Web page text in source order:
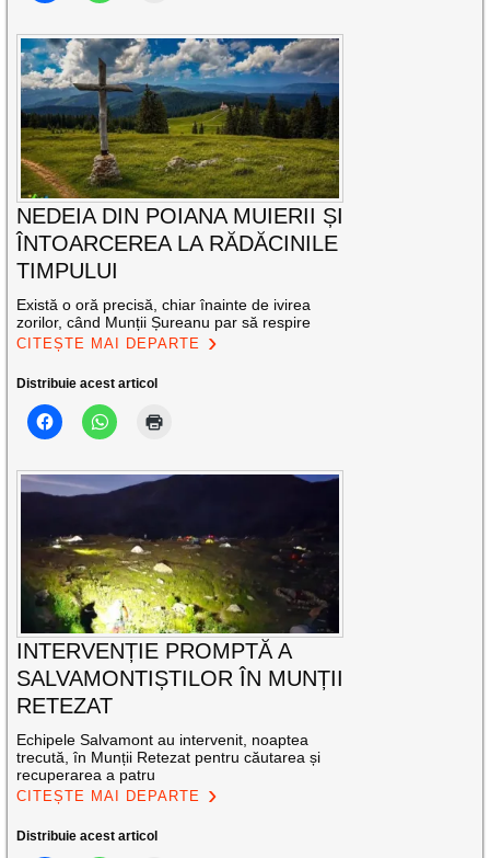
NEDEIA DIN POIANA MUIERII ȘI
ÎNTOARCEREA LA RĂDĂCINILE
TIMPULUI
Există o oră precisă, chiar înainte de ivirea
zorilor, când Munții Șureanu par să respire
CITEȘTE MAI DEPARTE
Distribuie acest articol
INTERVENȚIE PROMPTĂ A
SALVAMONTIȘTILOR ÎN MUNȚII
RETEZAT
Echipele Salvamont au intervenit, noaptea
trecută, în Munții Retezat pentru căutarea și
recuperarea a patru
CITEȘTE MAI DEPARTE
Distribuie acest articol